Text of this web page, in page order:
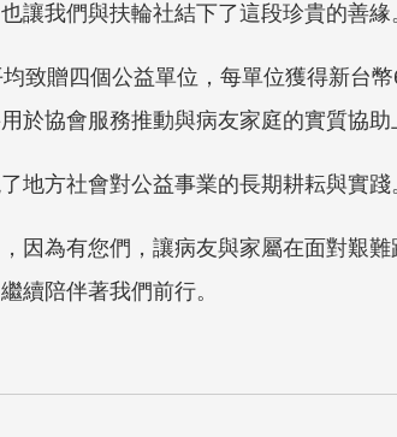
讓我們與扶輪社結下了這段珍貴的善緣
致贈四個公益單位，每單位獲得新台
協會服務推動與病友家庭的實質協助
地方社會對公益事業的長期耕耘與實踐
因為有您們，讓病友與家屬在面對艱難
續陪伴著我們前行。